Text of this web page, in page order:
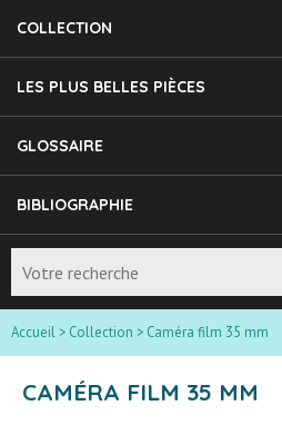
COLLECTION
LES PLUS BELLES PIÈCES
GLOSSAIRE
BIBLIOGRAPHIE
Accueil > Collection > Caméra film 35 mm
CAMÉRA FILM 35 MM